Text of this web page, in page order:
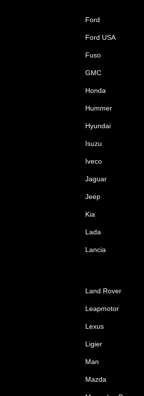
Ford
Ford USA
Fuso
GMC
Honda
Hummer
Hyundai
Isuzu
Iveco
Jaguar
Jeep
Kia
Lada
Lancia
Land Rover
Leapmotor
Lexus
Ligier
Man
Mazda